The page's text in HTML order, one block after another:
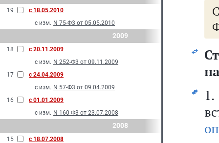
19
с 18.05.2010
с изм. N 75-Ф3 от 05.05.2010
2009
18
с 20.11.2009
с изм. N 252-Ф3 от 09.11.2009
17
с 24.04.2009
с изм. N 57-Ф3 от 09.04.2009
16
с 01.01.2009
с изм. N 160-Ф3 от 23.07.2008
2008
15
с 18.07.2008